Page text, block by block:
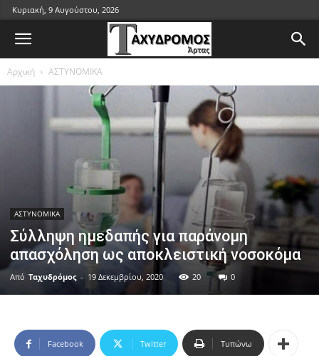
Κυριακή, 9 Αυγούστου, 2026
Αρχική ΑΣΤΥΝΟΜΙΚΑ
ΑΣΤΥΝΟΜΙΚΑ
Σύλληψη ημεδαπής για παράνομη
απασχόληση ως αποκλειστική νοσοκόμα
Από Ταχυδρόμος - 19 Δεκεμβρίου, 2020 20 0
Facebook Twitter Τυπώνω